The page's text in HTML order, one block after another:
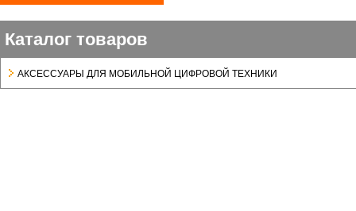
Каталог товаров
АКСЕСCУАРЫ ДЛЯ МОБИЛЬНОЙ ЦИФРОВОЙ ТЕХНИКИ